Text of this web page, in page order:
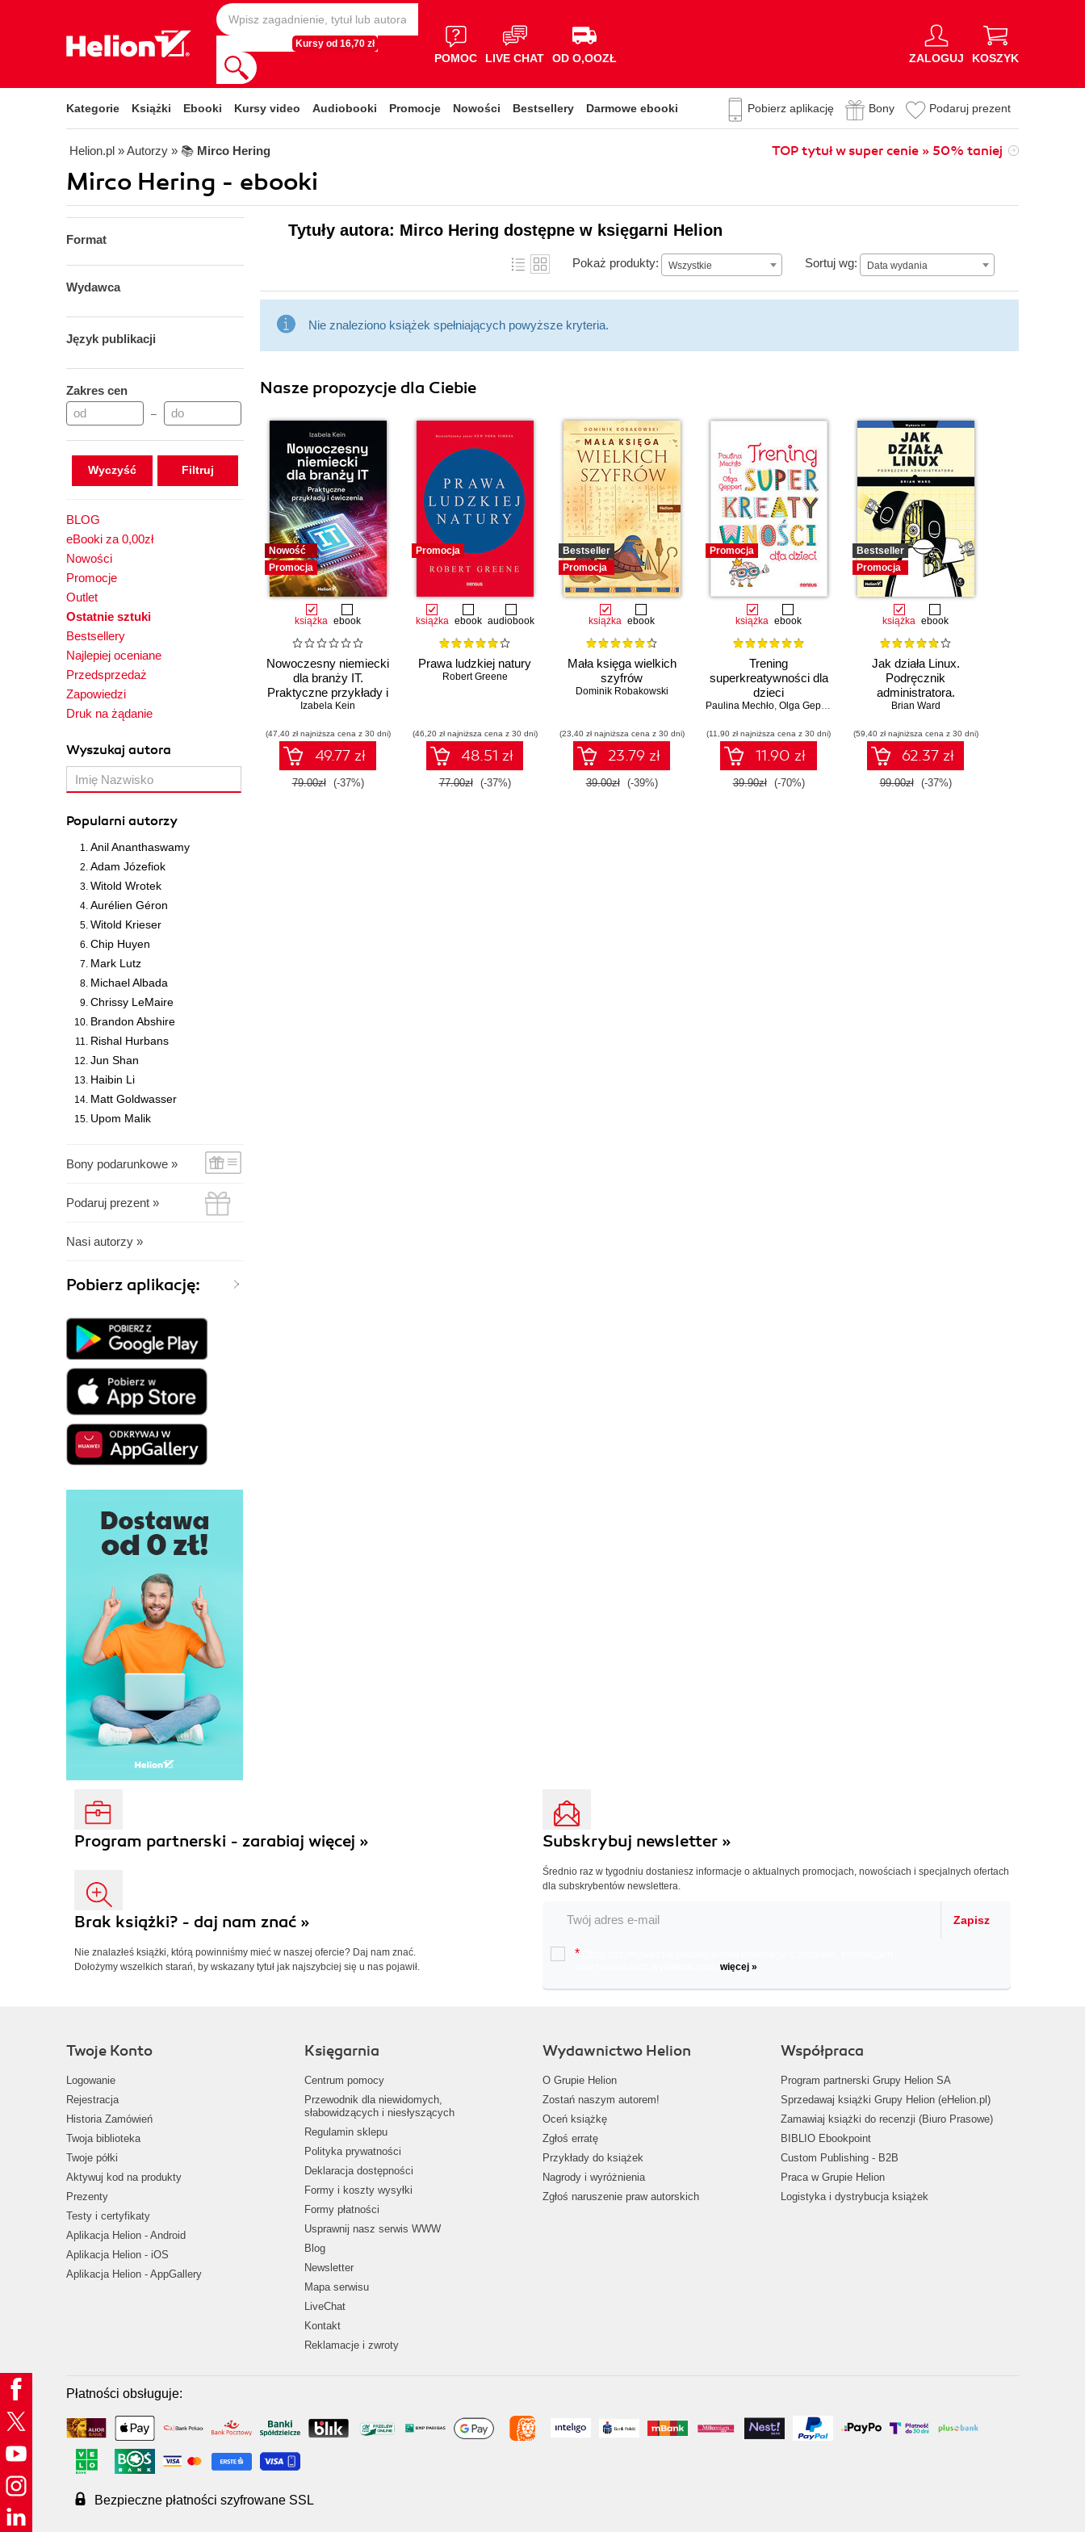
Kursy od 16,70 zł
POMOC LIVE CHAT OD O,OOZŁ ZALOGUJ KOSZYK
Kategorie Książki Ebooki Kursy video Audiobooki Promocje Nowości Bestsellery Darmowe ebooki Pobierz aplikację Bony Podaruj prezent
Helion.pl » Autorzy » 📚 Mirco Hering TOP tytuł w super cenie » 50% taniej
Mirco Hering - ebooki
Format
Wydawca
Język publikacji
Zakres cen
–
Wyczyść
BLOG
eBooki za 0,00zł
Nowości
Promocje
Outlet
Ostatnie sztuki
Bestsellery
Najlepiej oceniane
Przedsprzedaż
Zapowiedzi
Druk na żądanie
Wyszukaj autora
Popularni autorzy
Anil Ananthaswamy
Adam Józefiok
Witold Wrotek
Aurélien Géron
Witold Krieser
Chip Huyen
Mark Lutz
Michael Albada
Chrissy LeMaire
Brandon Abshire
Rishal Hurbans
Jun Shan
Haibin Li
Matt Goldwasser
Upom Malik
Bony podarunkowe »
Podaruj prezent »
Nasi autorzy »
Pobierz aplikację:
Tytuły autora: Mirco Hering dostępne w księgarni Helion
Pokaż produkty: Wszystkie Sortuj wg: Data wydania
Data wydania
Nie znaleziono książek spełniających powyższe kryteria.
Nasze propozycje dla Ciebie
Nowość
Promocja
książka ebook
Nowoczesny niemiecki
dla branży IT.
Praktyczne przykłady i
ćwiczenia
Izabela Kein
(47,40 zł najniższa cena z 30 dni)
49.77 zł
79.00zł (-37%)
Promocja
książka ebook audiobook
Prawa ludzkiej natury
Robert Greene
(46,20 zł najniższa cena z 30 dni)
48.51 zł
77.00zł (-37%)
Bestseller
Promocja
książka ebook
Mała księga wielkich
szyfrów
Dominik Robakowski
(23,40 zł najniższa cena z 30 dni)
23.79 zł
39.00zł (-39%)
Promocja
książka ebook
Trening
superkreatywności dla
dzieci
Paulina Mechło, Olga Geppert
(11,90 zł najniższa cena z 30 dni)
11.90 zł
39.90zł (-70%)
Bestseller
Promocja
książka ebook
Jak działa Linux.
Podręcznik
administratora.
Wydanie III
Brian Ward
(59,40 zł najniższa cena z 30 dni)
62.37 zł
99.00zł (-37%)
Program partnerski - zarabiaj więcej »
Brak książki? - daj nam znać »
Nie znalazłeś książki, którą powinniśmy mieć w naszej ofercie? Daj nam znać.
Dołożymy wszelkich starań, by wskazany tytuł jak najszybciej się u nas pojawił.
Subskrybuj newsletter »
Średnio raz w tygodniu dostaniesz informacje o aktualnych promocjach, nowościach i specjalnych ofertach
dla subskrybentów newslettera.
Zapisz
*
więcej »
Twoje Konto
Logowanie
Rejestracja
Historia Zamówień
Twoja biblioteka
Twoje półki
Aktywuj kod na produkty
Prezenty
Testy i certyfikaty
Aplikacja Helion - Android
Aplikacja Helion - iOS
Aplikacja Helion - AppGallery
Księgarnia
Centrum pomocy
Przewodnik dla niewidomych,
słabowidzących i niesłyszących
Regulamin sklepu
Polityka prywatności
Deklaracja dostępności
Formy i koszty wysyłki
Formy płatności
Usprawnij nasz serwis WWW
Blog
Newsletter
Mapa serwisu
LiveChat
Kontakt
Reklamacje i zwroty
Wydawnictwo Helion
O Grupie Helion
Zostań naszym autorem!
Oceń książkę
Zgłoś erratę
Przykłady do książek
Nagrody i wyróżnienia
Zgłoś naruszenie praw autorskich
Współpraca
Program partnerski Grupy Helion SA
Sprzedawaj książki Grupy Helion (eHelion.pl)
Zamawiaj książki do recenzji (Biuro Prasowe)
BIBLIO Ebookpoint
Custom Publishing - B2B
Praca w Grupie Helion
Logistyka i dystrybucja książek
Płatności obsługuje:
Bezpieczne płatności szyfrowane SSL